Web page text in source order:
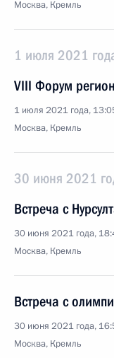
Москва, Кремль
1 июля 2021
VIII Форум
1 июля 2021 года,
Москва, Кремль
30 июня 2021
Встреча с
30 июня 2021 года,
Москва, Кремль
Встреча с
30 июня 2021 года,
Москва, Кремль